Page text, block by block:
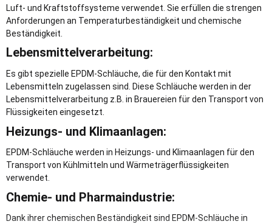
Luft- und Kraftstoffsysteme verwendet. Sie erfüllen die strengen
Anforderungen an Temperaturbeständigkeit und chemische
Beständigkeit.
Lebensmittelverarbeitung:
Es gibt spezielle EPDM-Schläuche, die für den Kontakt mit
Lebensmitteln zugelassen sind. Diese Schläuche werden in der
Lebensmittelverarbeitung z.B. in Brauereien für den Transport von
Flüssigkeiten eingesetzt.
Heizungs- und Klimaanlagen:
EPDM-Schläuche werden in Heizungs- und Klimaanlagen für den
Transport von Kühlmitteln und Wärmeträgerflüssigkeiten
verwendet.
Chemie- und Pharmaindustrie:
Dank ihrer chemischen Beständigkeit sind EPDM-Schläuche in